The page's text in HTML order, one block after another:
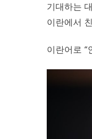
기대하는
이란에서
이란어로 “